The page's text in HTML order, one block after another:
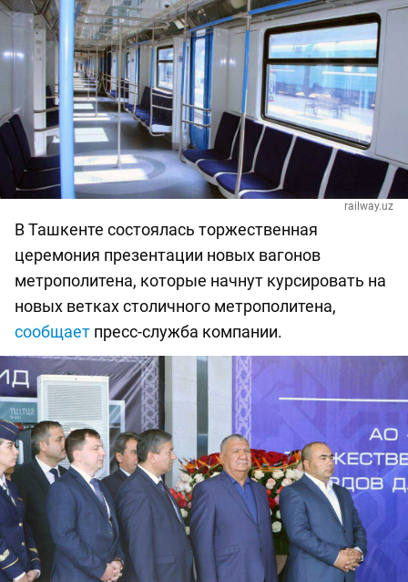
railway.uz
В Ташкенте состоялась торжественная
церемония презентации новых вагонов
метрополитена, которые начнут курсировать на
новых ветках столичного метрополитена,
сообщает пресс-служба компании.